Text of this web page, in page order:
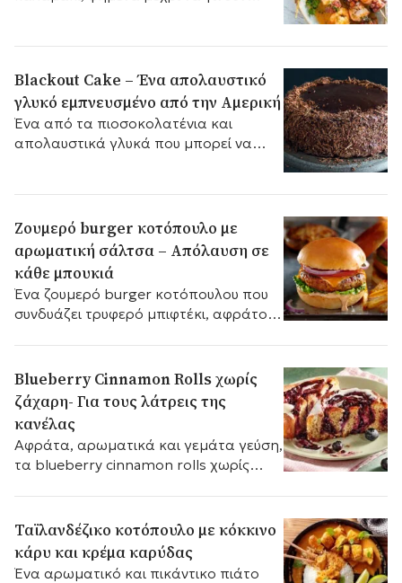
Blackout Cake – Ένα απολαυστικό
γλυκό εμπνευσμένο από την Αμερική
Ένα από τα πιοσοκολατένια και
απολαυστικά γλυκά που μπορεί να
Ζουμερό burger κοτόπουλο με
αρωματική σάλτσα – Απόλαυση σε
κάθε μπουκιά
Ένα ζουμερό burger κοτόπουλου που
συνδυάζει τρυφερό μπιφτέκι, αφράτο
Blueberry Cinnamon Rolls χωρίς
ζάχαρη- Για τους λάτρεις της
κανέλας
Αφράτα, αρωματικά και γεμάτα γεύση,
τα blueberry cinnamon rolls χωρίς
θέλουν μια πιο ισορροπημένη γλυκιά
απόλαυση.
Ταϊλανδέζικο κοτόπουλο με κόκκινο
κάρυ και κρέμα καρύδας
Ένα αρωματικό και πικάντικο πιάτο